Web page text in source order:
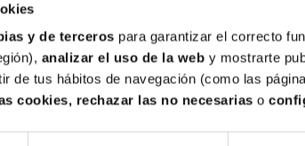
y de terceros para garantizar el correcto
analizar el uso de la web y mostrarte
de tus hábitos de navegación (como las
cookies, rechazar las no necesarias o